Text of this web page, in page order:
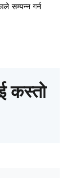
सम्पन्न गर्न
कस्तो